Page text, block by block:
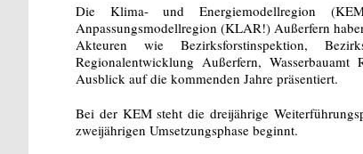
Die Klima- und Energiemodellregion
Anpassungsmodellregion (KLAR!) Außerfern
Akteuren wie Bezirksforstinspektion,
Regionalentwicklung Außerfern,
Ausblick auf die kommenden Jahre präsentiert.
Bei der KEM steht die dreijährige
zweijährigen Umsetzungsphase beginnt.